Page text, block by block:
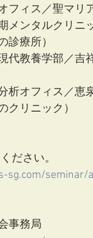
ィス／聖マリ
メンタルクリニ
診療所）
代教養学部／吉
オフィス／恵
クリニック）
ださい。
sg.com/seminar/
事務局